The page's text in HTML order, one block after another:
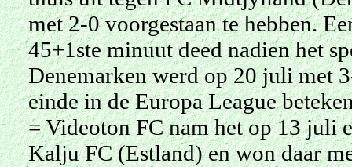
met 2-0 voorgestaan te hebben.
45+1ste minuut deed nadien het
Denemarken werd op 20 juli met
einde in de Europa League
= Videoton FC nam het op 13 juli
Kalju FC (Estland) en won daar